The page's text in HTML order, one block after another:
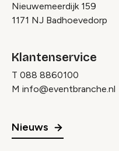
Nieuwemeerdijk 159
1171 NJ Badhoevedorp
Klantenservice
T 088 8860100
M info@eventbranche.nl
Nieuws